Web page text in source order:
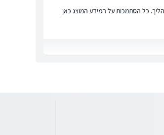
הליך. כל הסתמכות על המידע המוצג כאן